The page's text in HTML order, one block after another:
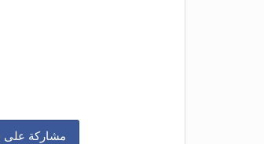
مشاركة على